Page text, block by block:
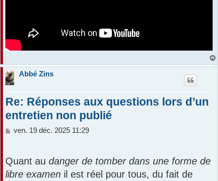
Abbé Zins
Re: Réponses aux questions lors d’un
entretien non publié
M
s
a
g
ven. 19 déc. 2025 11:29
Quant au danger de tomber dans une forme de
libre examen il est réel pour tous, du fait de